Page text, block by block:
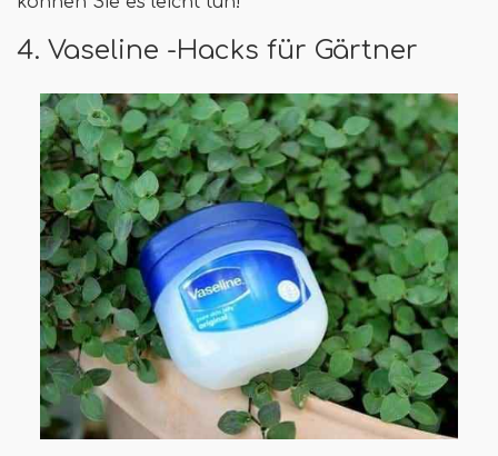
4. Vaseline -Hacks für Gärtner